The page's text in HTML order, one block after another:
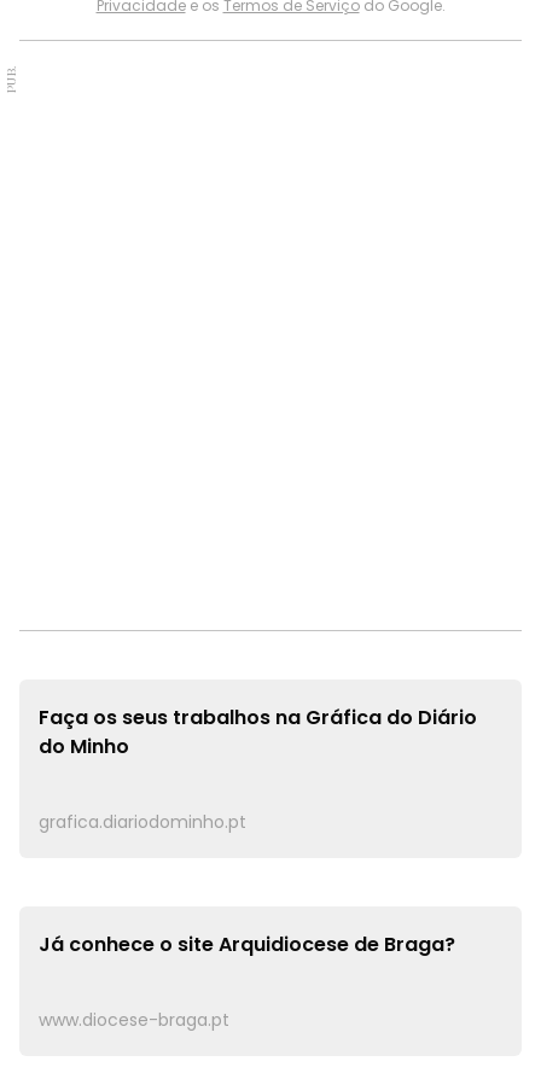
Privacidadee os Termos de Serviçodo Google.
PUB.
Faça os seus trabalhos na Gráfica do Diário
do Minho
grafica.diariodominho.pt
Já conhece o siteArquidiocese de Braga?
www.diocese-braga.pt